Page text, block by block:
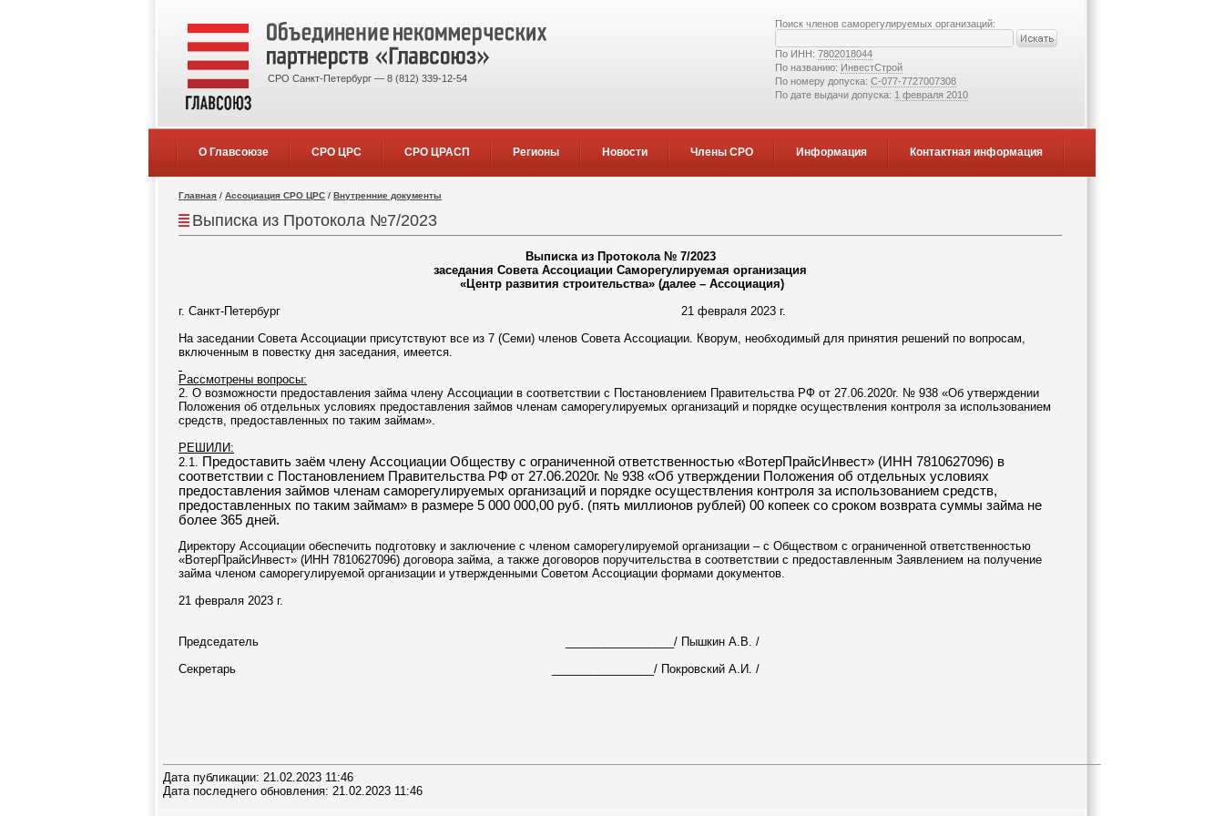
СРО Санкт-Петербург — 8 (812) 339-12-54
Поиск членов саморегулируемых организаций:
По ИНН: 7802018044
По названию: ИнвестСтрой
По номеру допуска: С-077-7727007308
По дате выдачи допуска: 1 февраля 2010
О Главсоюзе СРО ЦРС СРО ЦРАСП Регионы Новости Члены СРО Информация Контактная информация
Главная / Ассоциация СРО ЦРС / Внутренние документы
Выписка из Протокола №7/2023
Выписка из Протокола № 7/2023
заседания Совета Ассоциации Саморегулируемая организация
«Центр развития строительства» (далее – Ассоциация)
г. Санкт-Петербург
21 февраля 2023 г.
На заседании Совета Ассоциации присутствуют все из 7 (Семи) членов Совета Ассоциации. Кворум, необходимый для принятия решений по вопросам,
включенным в повестку дня заседания, имеется.
Рассмотрены вопросы:
2. О возможности предоставления займа члену Ассоциации в соответствии с Постановлением Правительства РФ от 27.06.2020г. № 938 «Об утверждении
Положения об отдельных условиях предоставления займов членам саморегулируемых организаций и порядке осуществления контроля за использованием
средств, предоставленных по таким займам».
РЕШИЛИ:
2.1. Предоставить заём члену Ассоциации Обществу с ограниченной ответственностью «ВотерПрайсИнвест» (ИНН 7810627096) в
соответствии с Постановлением Правительства РФ от 27.06.2020г. № 938 «Об утверждении Положения об отдельных условиях
предоставления займов членам саморегулируемых организаций и порядке осуществления контроля за использованием средств,
предоставленных по таким займам» в размере 5 000 000,00 руб. (пять миллионов рублей) 00 копеек со сроком возврата суммы займа не
более 365 дней.
Директору Ассоциации обеспечить подготовку и заключение с членом саморегулируемой организации – с Обществом с ограниченной ответственностью
«ВотерПрайсИнвест» (ИНН 7810627096) договора займа, а также договоров поручительства в соответствии с предоставленным Заявлением на получение
займа членом саморегулируемой организации и утвержденными Советом Ассоциации формами документов.
21 февраля 2023 г.
Председатель
Секретарь
_________________/ Пышкин А.В. /
________________/ Покровский А.И. /
Дата публикации: 21.02.2023 11:46
Дата последнего обновления: 21.02.2023 11:46